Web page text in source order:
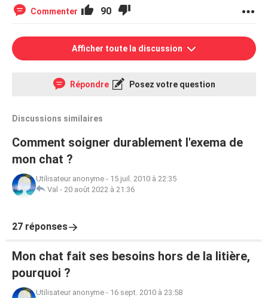
Commenter 90
Afficher toute la discussion
Répondre Posez votre question
Discussions similaires
Comment soigner durablement l'exema de
mon chat ?
Utilisateur anonyme - 15 juil. 2010 à 22:35
Val - 20 août 2022 à 21:36
27 réponses
Mon chat fait ses besoins hors de la litière,
pourquoi ?
Utilisateur anonyme - 16 sept. 2010 à 23:58